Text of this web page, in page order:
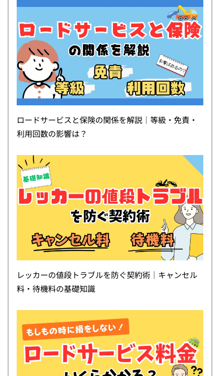
ロードサービスと保険の関係を解説｜等級・免責・
利用回数の影響は？
レッカーの値段トラブルを防ぐ契約術｜キャンセル
料・待機料の基礎知識